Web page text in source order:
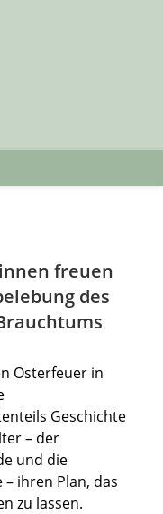
freuen
des
Osterfeuer in
Geschichte
– der
und die
ihren Plan, das
zu lassen.